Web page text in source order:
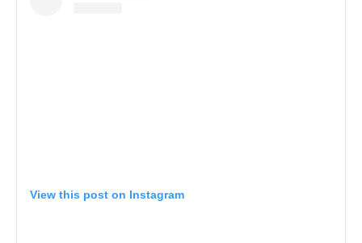
View this post on Instagram